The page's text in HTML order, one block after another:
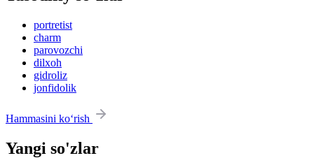
portretist
charm
parovozchi
dilxoh
gidroliz
jonfidolik
Hammasini ko‘rish
Yangi so'zlar